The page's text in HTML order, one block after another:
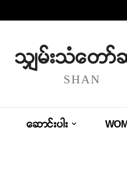
သျှမ်းသံတော်
SHAN
ဆောင်းပါး